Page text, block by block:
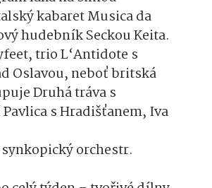
kabaret Musica da
hudebník Seckou Keita.
trio L‘Antidote s
Oslavou, neboť britská
Druhá tráva s
s Hradišťanem, Iva
orchestr.